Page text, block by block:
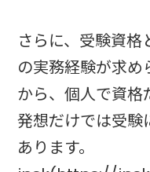
さらに、受験資
の実務経験が求
から、個人で資格
発想だけでは受験
あります。